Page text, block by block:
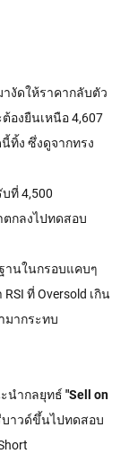
มาะสำหรับทุกคน
งัดให้ราคากลับตัว
องยืนเหนือ 4,607
ทิ้ง ซึ่งดูจากทรง
ที่ 4,500
ตกลงไปทดสอบ
านในกรอบแคบๆ
ที่ Oversold เกิน
มากระทบ
นำกลยุทธ์ "Sell on
บาวด์ขึ้นไปทดสอบ